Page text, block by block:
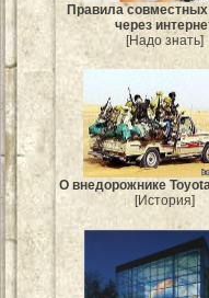
Правила совместных
через
[Надо знать]
О внедорожнике
[История]